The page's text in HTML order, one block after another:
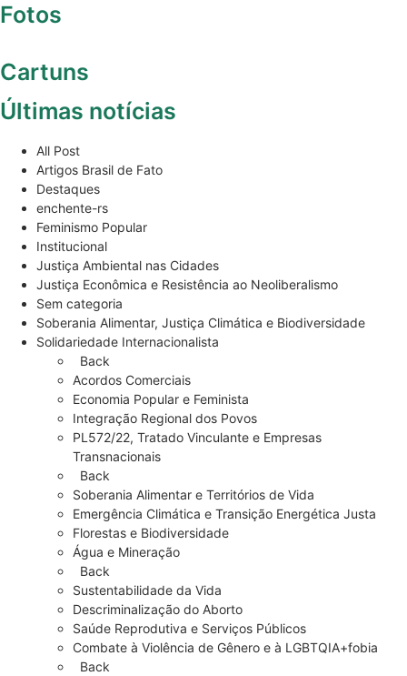
Fotos
Cartuns
Últimas notícias
All Post
Artigos Brasil de Fato
Destaques
enchente-rs
Feminismo Popular
Institucional
Justiça Ambiental nas Cidades
Justiça Econômica e Resistência ao Neoliberalismo
Sem categoria
Soberania Alimentar, Justiça Climática e Biodiversidade
Solidariedade Internacionalista
Back
Acordos Comerciais
Economia Popular e Feminista
Integração Regional dos Povos
PL572/22, Tratado Vinculante e Empresas
Transnacionais
Back
Soberania Alimentar e Territórios de Vida
Emergência Climática e Transição Energética Justa
Florestas e Biodiversidade
Água e Mineração
Back
Sustentabilidade da Vida
Descriminalização do Aborto
Saúde Reprodutiva e Serviços Públicos
Combate à Violência de Gênero e à LGBTQIA+fobia
Back